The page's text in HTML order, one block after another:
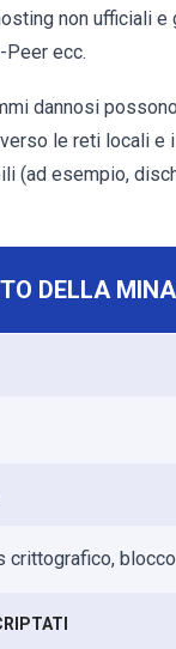
non ufficiali e
ecc.
dannosi
le reti locali
(ad esempio,
DELLA
crittografico,